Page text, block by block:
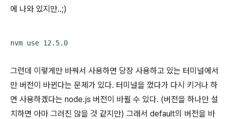
에 나와 있지만..;)
nvm use 12.5.0
그런데 이렇게만 바꿔서 사용하면 당장 사용하고 있는 터미널에서
만 버전이 바뀐다는 문제가 있다. 터미널을 껐다가 다시 키거나 하
면 사용하겠다는 node.js 버전이 바뀔 수 있다. (버전을 하나만 설
치하면 아마 그러진 않을 것 같지만) 그래서 default의 버전을 바